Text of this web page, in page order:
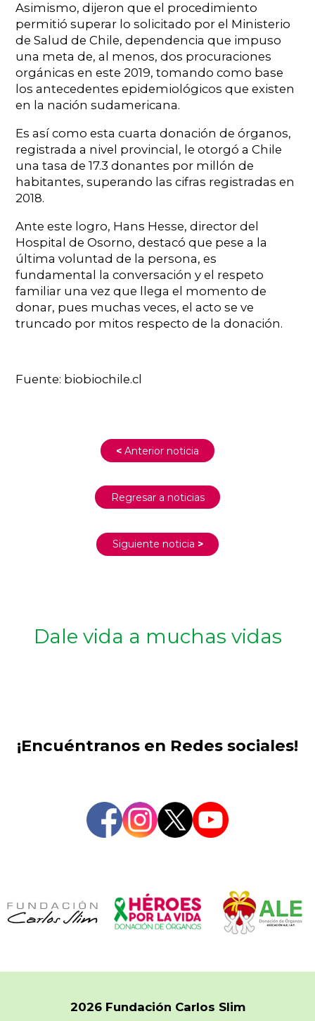
Asimismo, dijeron que el procedimiento
permitió superar lo solicitado por el Ministerio
de Salud de Chile, dependencia que impuso
una meta de, al menos, dos procuraciones
orgánicas en este 2019, tomando como base
los antecedentes epidemiológicos que existen
en la nación sudamericana.
Es así como esta cuarta donación de órganos,
registrada a nivel provincial, le otorgó a Chile
una tasa de 17.3 donantes por millón de
habitantes, superando las cifras registradas en
2018.
Ante este logro, Hans Hesse, director del
Hospital de Osorno, destacó que pese a la
última voluntad de la persona, es
fundamental la conversación y el respeto
familiar una vez que llega el momento de
donar, pues muchas veces, el acto se ve
truncado por mitos respecto de la donación.
Fuente: biobiochile.cl
< Anterior noticia
Regresar a noticias
Siguiente noticia >
Dale vida a muchas vidas
¡Encuéntranos en Redes sociales!
2026 Fundación Carlos Slim